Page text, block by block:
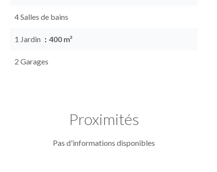
4 Salles de bains
1 Jardin 400 m²
2 Garages
Proximités
Pas d'informations disponibles